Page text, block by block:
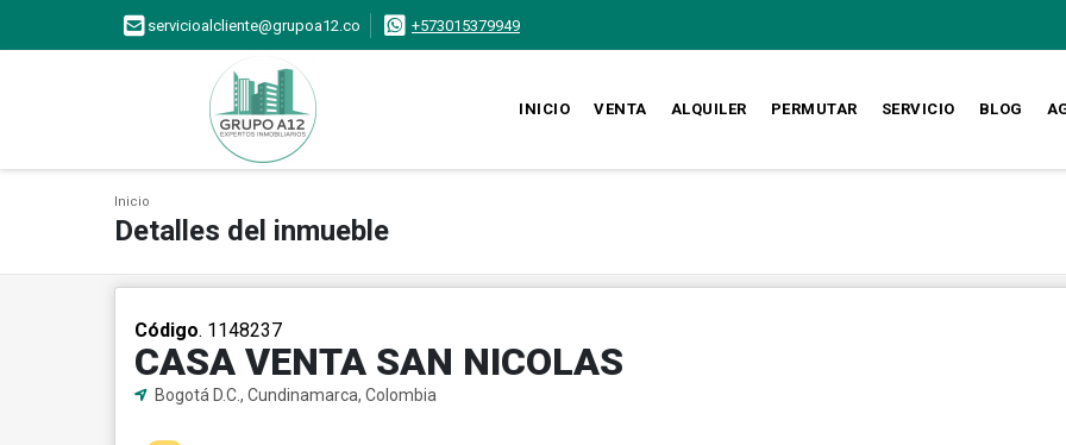
servicioalcliente@grupoa12.co +573015379949
INICIO VENTA ALQUILER PERMUTAR SERVICIO BLOG
Inicio
Detalles del inmueble
Código. 1148237
CASA VENTA SAN NICOLAS
Bogotá D.C., Cundinamarca, Colombia